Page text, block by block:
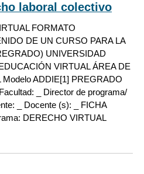
laboral colectivo
FORMATO
DE UN CURSO PARA LA
UNIVERSIDAD
VIRTUAL ÁREA DE
ADDIE[1] PREGRADO
_ Director de programa/
_ Docente (s): _ FICHA
DERECHO VIRTUAL